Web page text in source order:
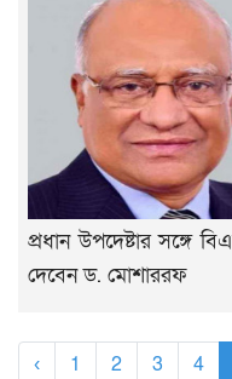
প্রধান উপদেষ্টার সঙ্গে
দেবেন ড. মোশাররফ
‹ 1 2 3 4